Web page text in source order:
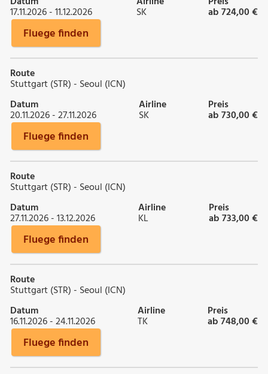
17.11.2026 - 11.12.2026 SK ab 724,00 €
Fluege finden
Route
Stuttgart (STR) - Seoul (ICN)
Datum
20.11.2026 - 27.11.2026
Airline
SK
Preis
ab 730,00 €
Fluege finden
Route
Stuttgart (STR) - Seoul (ICN)
Datum
27.11.2026 - 13.12.2026
Airline
KL
Preis
ab 733,00 €
Fluege finden
Route
Stuttgart (STR) - Seoul (ICN)
Datum
16.11.2026 - 24.11.2026
Airline
TK
Preis
ab 748,00 €
Fluege finden